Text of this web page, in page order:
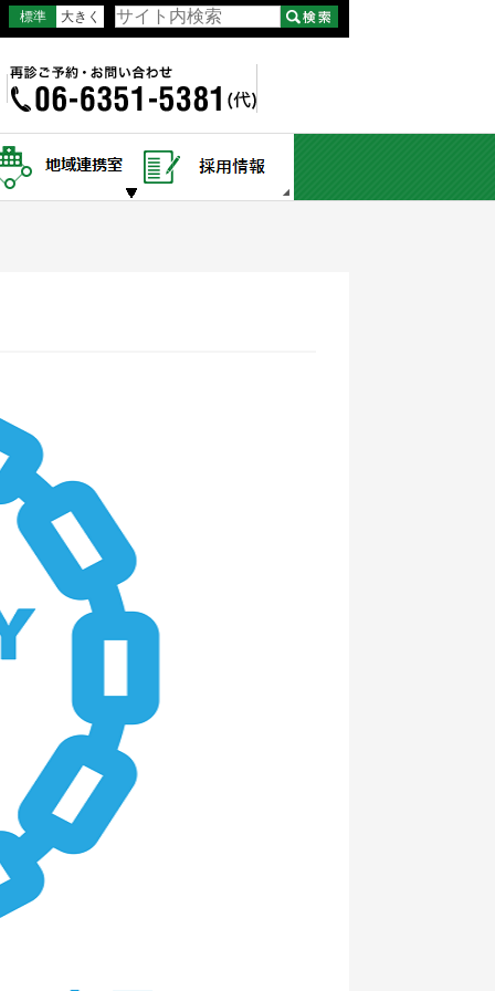
標準 大きく